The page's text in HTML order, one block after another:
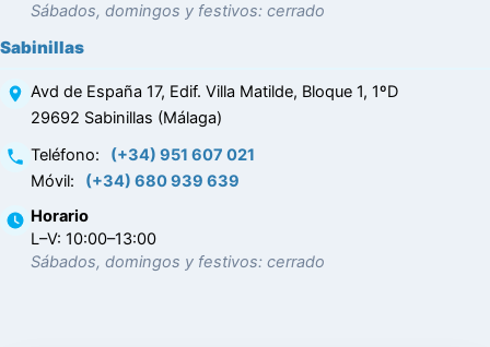
Sábados, domingos y festivos: cerrado
Sabinillas
Avd de España 17, Edif. Villa Matilde, Bloque 1, 1ºD
29692 Sabinillas (Málaga)
Teléfono:
(+34) 951 607 021
Móvil:
(+34) 680 939 639
Horario
L–V: 10:00–13:00
Sábados, domingos y festivos: cerrado